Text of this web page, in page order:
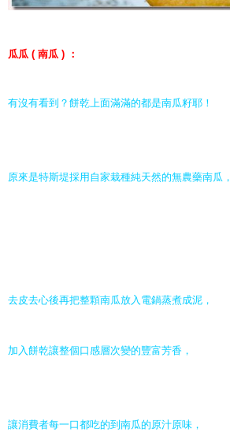
瓜瓜 ( 南瓜 ) ：
有沒有看到？餅乾上面滿滿的都是南瓜籽耶！
原來是特斯堤採用自家栽種純天然的無農藥南瓜，
去皮去心後再把整顆南瓜放入電鍋蒸煮成泥，
加入餅乾讓整個口感層次變的豐富芳香，
讓消費者每一口都吃的到南瓜的原汁原味，